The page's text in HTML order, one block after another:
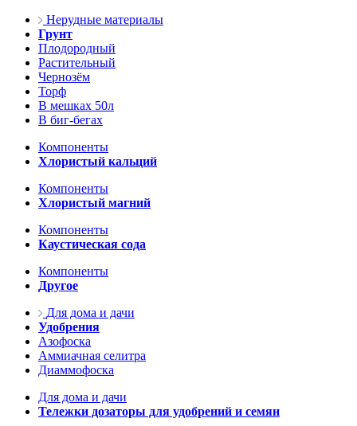
Нерудные материалы
Грунт
Плодородный
Растительный
Чернозём
Торф
В мешках 50л
В биг-бегах
Компоненты
Хлористый кальций
Компоненты
Хлористый магний
Компоненты
Каустическая сода
Компоненты
Другое
Для дома и дачи
Удобрения
Азофоска
Аммиачная селитра
Диаммофоска
Для дома и дачи
Тележки дозаторы для удобрений и семян